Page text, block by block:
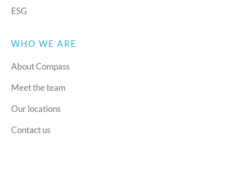
ESG
WHO WE ARE
About Compass
Meet the team
Our locations
Contact us